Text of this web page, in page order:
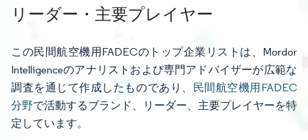
リーダー・主要プレイヤー
この民間航空機用FADECのトップ企業リストは、Mordor
Intelligenceのアナリストおよび専門アドバイザーが広範な
調査を通じて作成したものであり、 民間航空機用FADEC
分野で活動するブランド、リーダー、主要プレイヤーを特
定しています。